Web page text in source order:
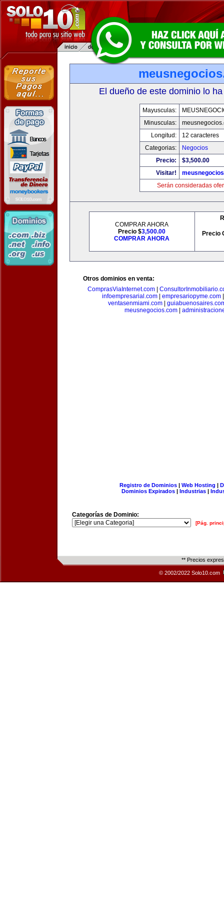
El dueño de este dominio lo
Mayusculas:
Minusculas:
Longitud:
12 caracteres
Categorias:
Negocios
Precio:
$3,500.00
Visitar!
Serán consideradas
COMPRAR AHORA
Precio $3,500.00
COMPRAR AHORA
Precio
Otros dominios en venta:
ComprasViaInternet.com
infoempresarial.com| empresariopyme.com
ventasenmiami.com|
meusnegocios.com|
Registro de Dominios| Web Hosting |
Dominios Expirados | Industrias |
Categorías de Dominio:
[Pág.
** Precios
© 2002/2022 Solo10.com